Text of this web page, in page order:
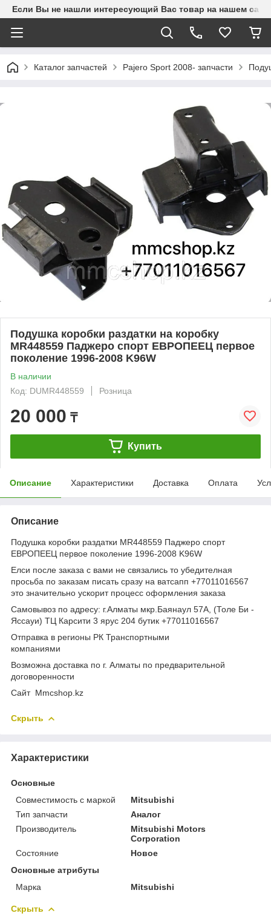
Если Вы не нашли интересующий Вас товар на нашем
Каталог запчастей Pajero Sport 2008- запчасти
Подушка коробки раздатки на коробку
MR448559 Паджеро спорт ЕВРОПЕЕЦ первое
поколение 1996-2008 K96W
В наличии
Код: DUMR448559
Розница
20 000 ₸
Купить
Описание Характеристики Доставка Оплата
Описание
Подушка коробки раздатки MR448559 Паджеро спорт
ЕВРОПЕЕЦ первое поколение 1996-2008 K96W
Елси после заказа с вами не связались то убедителная
просьба по заказам писать сразу на ватсапп +77011016567
это значительно ускорит процесс оформления заказа
Самовывоз по адресу: г.Алматы мкр.Баянаул 57А, (Толе Би -
Яссауи) ТЦ Карсити 3 ярус 204 бутик +77011016567
Отправка в регионы РК Транспортными
компаниями
Возможна доставка по г. Алматы по предварительной
договоренности
Cайт Mmcshop.kz
Скрыть
Характеристики
Основные
Совместимость с маркой
Mitsubishi
Тип запчасти
Аналог
Производитель
Mitsubishi Motors
Corporation
Состояние
Новое
Основные атрибуты
Марка
Mitsubishi
Скрыть